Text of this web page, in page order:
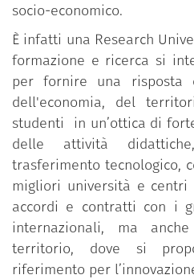
socio-economico.
È infatti una Research
formazione e ricerca si
per fornire una risposta
dell'economia, del
studenti in un’ottica di
delle attività
trasferimento tecnologico,
migliori università e
accordi e contratti con i
internazionali, ma
territorio, dove si
riferimento per